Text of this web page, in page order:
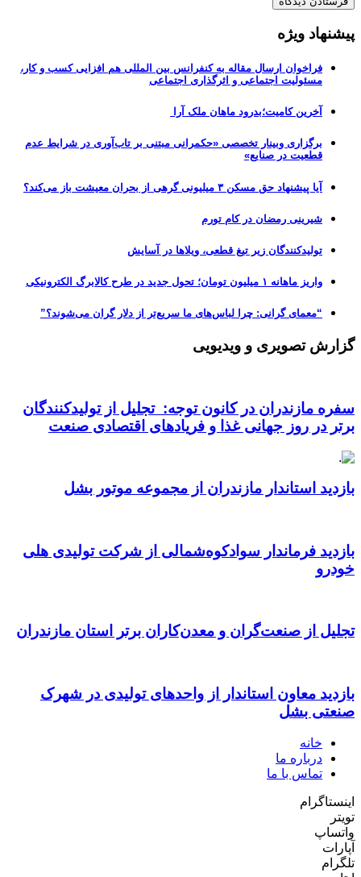
پیشنهاد ویژه
فراخوان ارسال مقاله به کنفرانس بین المللی هم افزایی کسب و کار،
مسئولیت اجتماعی و اثرگذاری اجتماعی
آخرین کامیت؛بدرود ماهان ملک آرا
برگزاری وبینار تخصصی «حکمرانی مبتنی بر تاب‌آوری در شرایط عدم
قطعیت در صنایع»
آیا پیشنهاد حق مسکن ۳ میلیونی گرهی از بحران معیشت باز می‌کند؟
شیرینی رمضان در کام تورم
تولیدکنندگان زیر تیغ قطعی، ویلاها در آسایش
واریز ماهانه ۱ میلیون تومان؛ تحول جدید در طرح کالابرگ الکترونیکی
“معمای گرانی: چرا لباس‌های ما سریع‌تر از دلار گران می‌شوند؟”
گزارش تصویری و ویدیویی
سفره مازندران در کانون توجه: تجلیل از تولیدکنندگان
برتر در روز جهانی غذا و فریادهای اقتصادی صنعت
بازدید استاندار مازندران از مجموعه موتور بشل
بازدید فرماندار سوادکوه‌شمالی از شرکت تولیدی هلی
خودرو
تجلیل از صنعت‌گران و معدن‌کاران برتر استان مازندران
بازدید معاون استاندار از واحدهای تولیدی در شهرک
صنعتی بشل
خانه
درباره ما
تماس با ما
اینستاگرام
تویتر
واتساپ
آپارات
تلگرام